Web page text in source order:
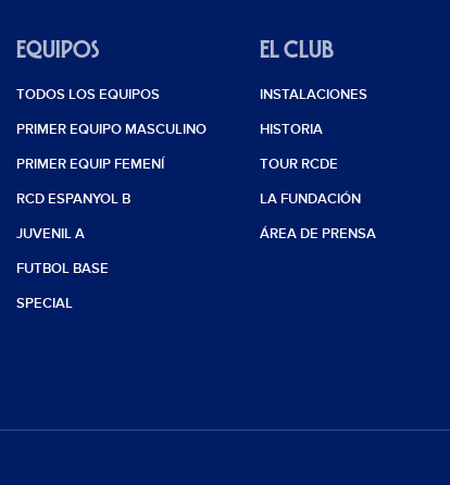
EQUIPOS
TODOS LOS EQUIPOS
PRIMER EQUIPO MASCULINO
PRIMER EQUIP FEMENÍ
RCD ESPANYOL B
JUVENIL A
FUTBOL BASE
SPECIAL
EL CLUB
INSTALACIONES
HISTORIA
TOUR RCDE
LA FUNDACIÓN
ÁREA DE PRENSA